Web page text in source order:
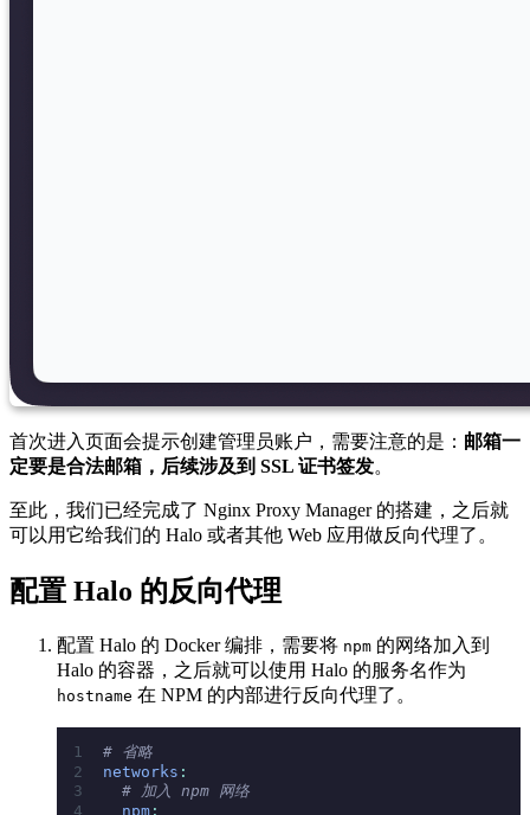
首次进入页面会提示创建管理员账户，需要注意的是： 邮箱一
定要是合法邮箱，后续涉及到 SSL 证书签发。
至此，我们已经完成了 Nginx Proxy Manager 的搭建，之后就
可以用它给我们的 Halo 或者其他 Web 应用做反向代理了。
配置 Halo 的反向代理
配置 Halo 的 Docker 编排，需要将 npm 的网络加入到
Halo 的容器，之后就可以使用 Halo 的服务名作为
hostname 在 NPM 的内部进行反向代理了。
# 省略
networks :
  # 加入 npm 网络
  npm
: